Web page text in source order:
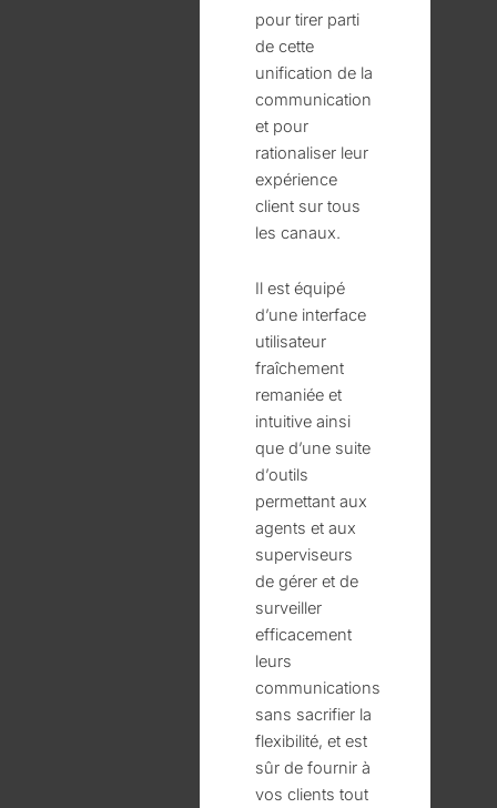
pour tirer parti
de cette
unification de la
communication
et pour
rationaliser leur
expérience
client sur tous
les canaux.
Il est équipé
d’une interface
utilisateur
fraîchement
remaniée et
intuitive ainsi
que d’une suite
d’outils
permettant aux
agents et aux
superviseurs
de gérer et de
surveiller
efficacement
leurs
communications
sans sacrifier la
flexibilité, et est
sûr de fournir à
vos clients tout